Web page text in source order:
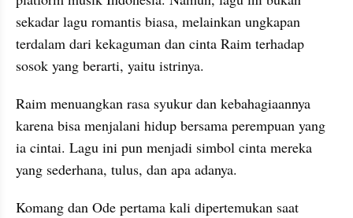
sekadar lagu romantis biasa, melainkan ungkapan
terdalam dari kekaguman dan cinta Raim terhadap
sosok yang berarti, yaitu istrinya.
Raim menuangkan rasa syukur dan kebahagiaannya
karena bisa menjalani hidup bersama perempuan yang
ia cintai. Lagu ini pun menjadi simbol cinta mereka
yang sederhana, tulus, dan apa adanya.
Komang dan Ode pertama kali dipertemukan saat